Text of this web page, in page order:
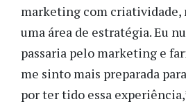
marketing com criatividade,
uma área de estratégia. Eu
passaria pelo marketing e
me sinto mais preparada
por ter tido essa